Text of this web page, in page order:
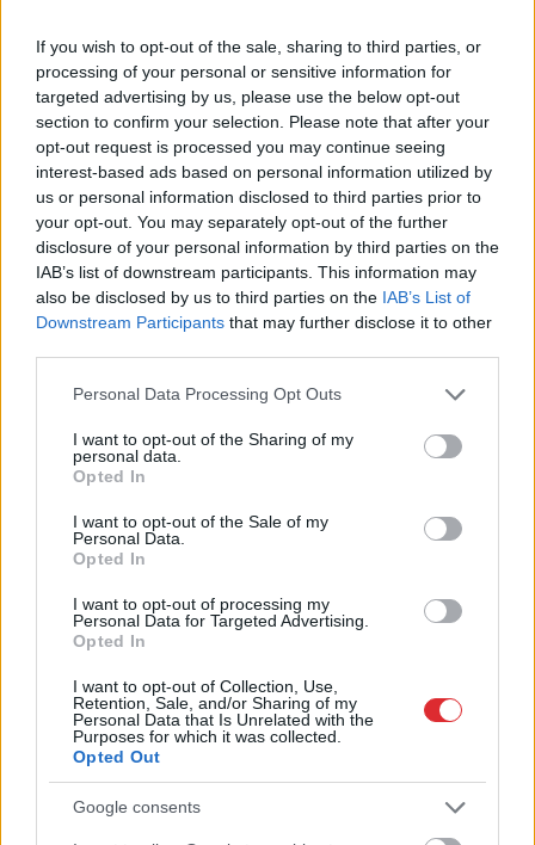
If you wish to opt-out of the sale, sharing to third parties, or
processing of your personal or sensitive information for
targeted advertising by us, please use the below opt-out
section to confirm your selection. Please note that after your
opt-out request is processed you may continue seeing
interest-based ads based on personal information utilized by
us or personal information disclosed to third parties prior to
your opt-out. You may separately opt-out of the further
disclosure of your personal information by third parties on the
IAB’s list of downstream participants. This information may
also be disclosed by us to third parties on the IAB’s List of
Downstream Participants that may further disclose it to other
Please note that this website/app uses one or more Google
not limited to your visit or usage behaviour. You may click to
grant or deny consent to Google and its third-party tags to
use your data for below specified purposes in below Google
consent section.
Personal Data Processing Opt Outs
I want to opt-out of the Sharing of my
personal data.
Opted In
I want to opt-out of the Sale of my
Personal Data.
Opted In
I want to opt-out of processing my
Personal Data for Targeted Advertising.
Opted In
I want to opt-out of Collection, Use,
Retention, Sale, and/or Sharing of my
Personal Data that Is Unrelated with the
Purposes for which it was collected.
Opted Out
Google consents
ŠajāsEiropas pilsētās
nopirkt 70 kvadrātmetru
lielu dzīvokli ir gandrīz
nereāli – situācija arvien
pasliktinās
tad īsti vainīgs pie
ģimenes palātu
slēgšanas Rīgas
Dzemdību namā? NVD
TESTS. Matemātikas
deviņgadnieku